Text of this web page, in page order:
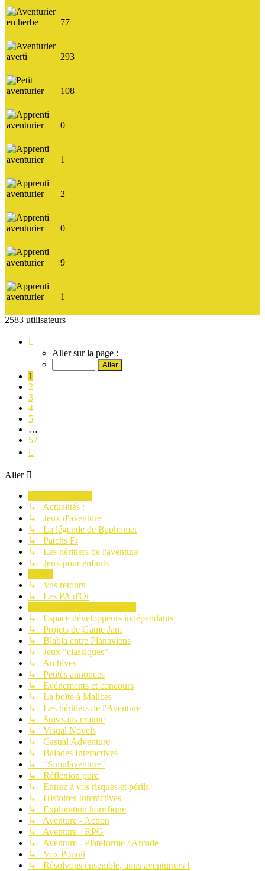
77
293
108
0
1
2
0
9
1
2583 utilisateurs
sur
Aller sur la page :
1
2
3
4
5
…
52
Aller
↳ Actualités :
↳ Jeux d'aventure
↳ La légende de Baphomet
↳ Patchs Fr
↳ Les héritiers de l'aventure
↳ Jeux pour enfants
↳ Vos retours
↳ Les PA d'Or
↳ Espace développeurs indépendants
↳ Projets de Game Jam
↳ Blabla entre Planaviens
↳ Jeux "classiques"
↳ Archives
↳ Petites annonces
↳ Evénements et concours
↳ La boîte à Malices
↳ Les héritiers de l'Aventure
↳ Sois sans crainte
↳ Visual Novels
↳ Casual Adventure
↳ Balades Interactives
↳ "Simulaventure"
↳ Réflexion pure
↳ Entrez à vos risques et périls
↳ Histoires Interactives
↳ Exploration horrifique
↳ Aventure - Action
↳ Aventure - RPG
↳ Aventure - Plateforme / Arcade
↳ Vox Populi
↳ Résolvons ensemble, amis aventuriers !